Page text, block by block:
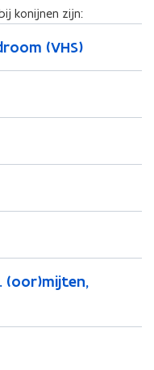
konijnen zijn:
(VHS)
(oor)mijten,